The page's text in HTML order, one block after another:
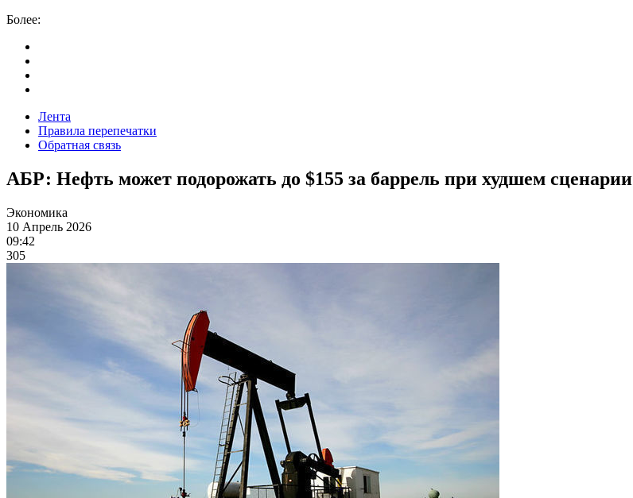
Более:
Лента
Правила перепечатки
Обратная связь
АБР: Нефть может подорожать до $155 за баррель при худшем сценарии
Экономика
10 Апрель 2026
09:42
305